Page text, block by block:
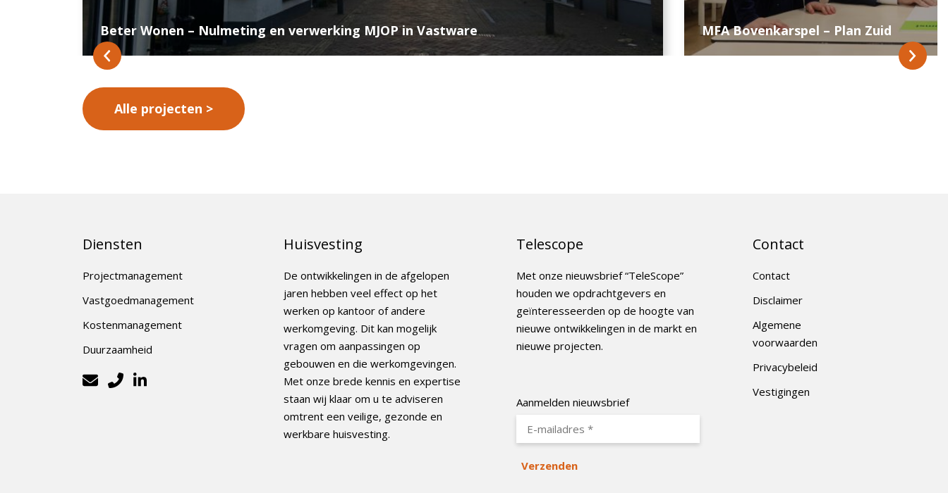
Beter Wonen – Nulmeting en verwerking MJOP in Vastware MFA Bovenkarspel – Plan Zuid
Alle projecten
Diensten
Projectmanagement
Vastgoedmanagement
Kostenmanagement
Duurzaamheid
Huisvesting
De ontwikkelingen in de afgelopen
jaren hebben veel effect op het
werken op kantoor of andere
werkomgeving. Dit kan mogelijk
vragen om aanpassingen op
gebouwen en die werkomgevingen.
Met onze brede kennis en expertise
staan wij klaar om u te adviseren
omtrent een veilige, gezonde en
werkbare huisvesting.
Telescope
Met onze nieuwsbrief “TeleScope”
houden we opdrachtgevers en
geïnteresseerden op de hoogte van
nieuwe ontwikkelingen in de markt en
nieuwe projecten.
Aanmelden nieuwsbrief
Contact
Contact
Disclaimer
Algemene
voorwaarden
Privacybeleid
Vestigingen